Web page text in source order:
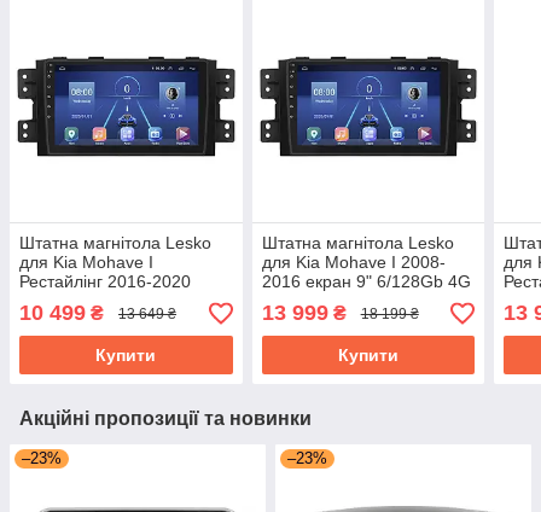
Штатна магнітола Lesko
для Kia Mohave I
Рестайлінг 2016-2020
екран 9" 4/64Gb 4G Wi-Fi
GPS Top Кіа Мохаве
10 499 ₴ 13 649 ₴
Купити
Штатна магнітола Lesko
для Kia Mohave I 2008-
2016 екран 9" 6/128Gb 4G
Wi-Fi GPS Top Кіа Мохаве
13 999₴ 18 199 ₴
Купити
для
13
Акційні пропозиції та новинки
–23% –23%